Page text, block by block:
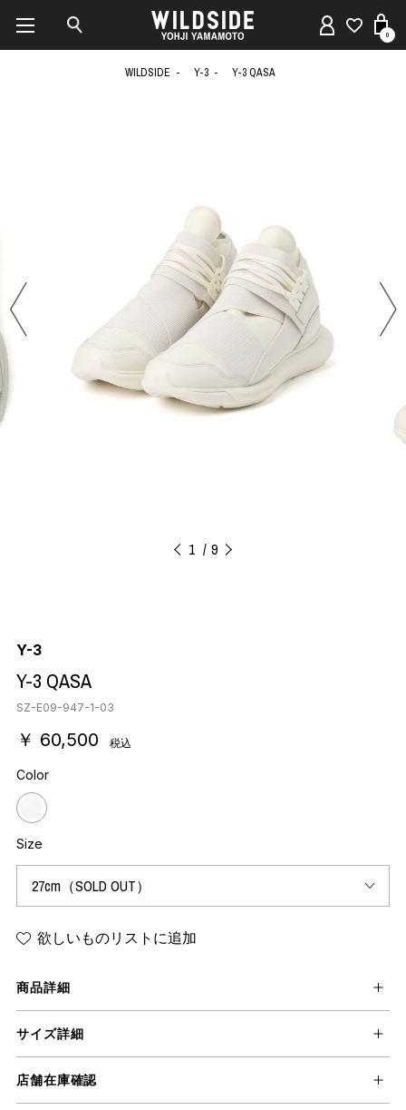
0
WILDSIDE Y-3 Y-3 QASA
1 9
Y-3
Y-3 QASA
SZ-E09-947-1-03
￥ 60,500 税込
Color
Size
欲しいものリストに追加
商品詳細
サイズ詳細
店舗在庫確認